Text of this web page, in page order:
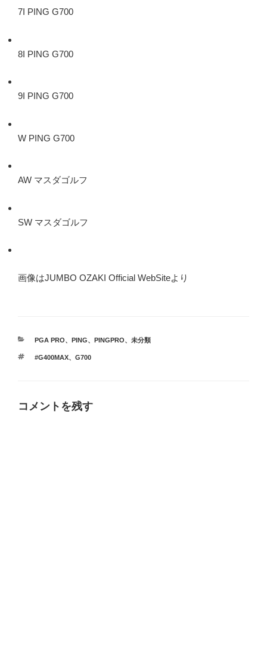
7I PING G700
8I PING G700
9I PING G700
W PING G700
AW マスダゴルフ
SW マスダゴルフ
画像はJUMBO OZAKI Official WebSiteより
カ
ゴ
PGA PRO、 PING、 PINGPRO、 未分類
タ
#G400MAX、 G700
コメントを残す